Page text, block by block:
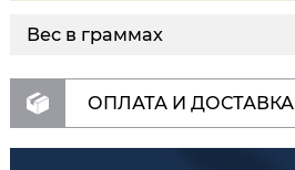
Вес в граммах
ОПЛАТА И ДОСТАВКА